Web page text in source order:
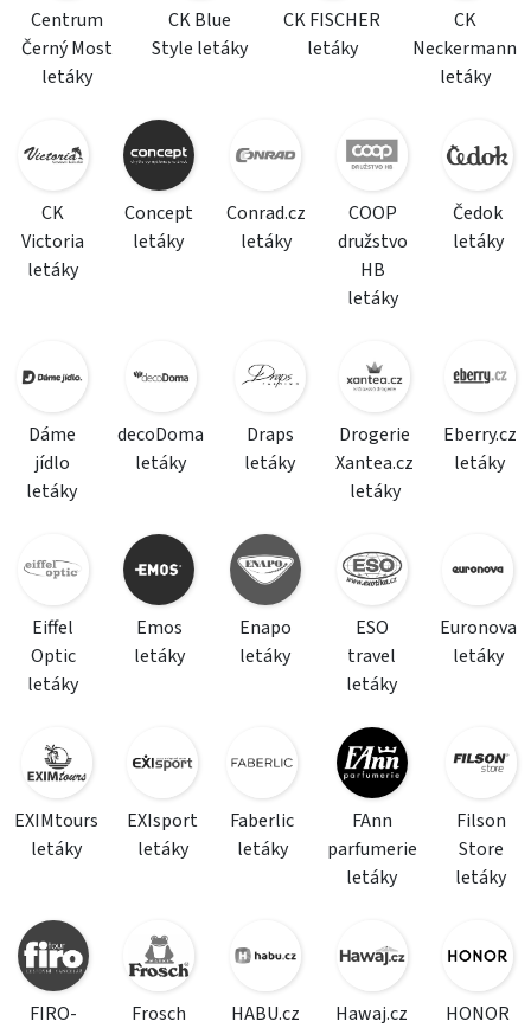
Centrum
Černý Most
letáky
CK Blue
Style letáky
CK FISCHER
letáky
CK
Neckermann
letáky
CK
Victoria
letáky
Concept
letáky
Conrad.cz
letáky
COOP
družstvo
HB
letáky
Čedok
letáky
Dáme
jídlo
letáky
decoDoma
letáky
Draps
letáky
Drogerie
Xantea.cz
letáky
Eberry.cz
letáky
Eiffel
Optic
letáky
Emos
letáky
Enapo
letáky
ESO
travel
letáky
Euronova
letáky
EXIMtours
letáky
EXIsport
letáky
Faberlic
letáky
FAnn
parfumerie
letáky
Filson
Store
letáky
FIRO-
Frosch
HABU.cz
Hawaj.cz
HONOR